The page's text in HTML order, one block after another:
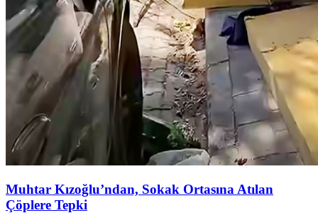
Muhtar Kızoğlu’ndan, Sokak Ortasına Atılan
Çöplere Tepki